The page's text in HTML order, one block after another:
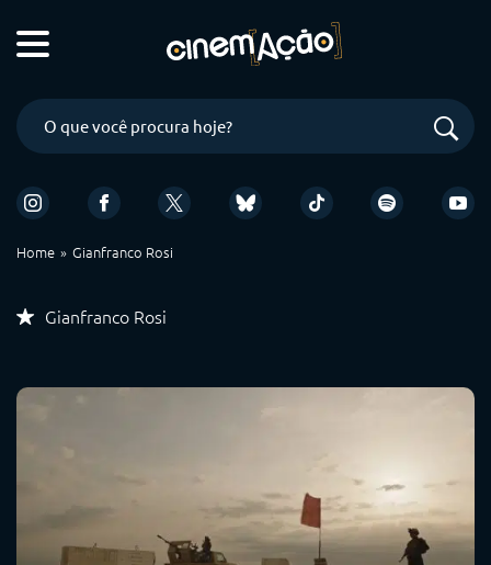
Home Gianfranco Rosi
Gianfranco Rosi